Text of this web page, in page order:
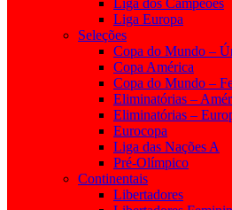
Liga Europa
Seleções
Copa do Mundo –
Copa América
Copa do Mundo –
Eliminatórias –
Eliminatórias –
Eurocopa
Liga das Nações A
Pré-Olímpico
Continentais
Libertadores